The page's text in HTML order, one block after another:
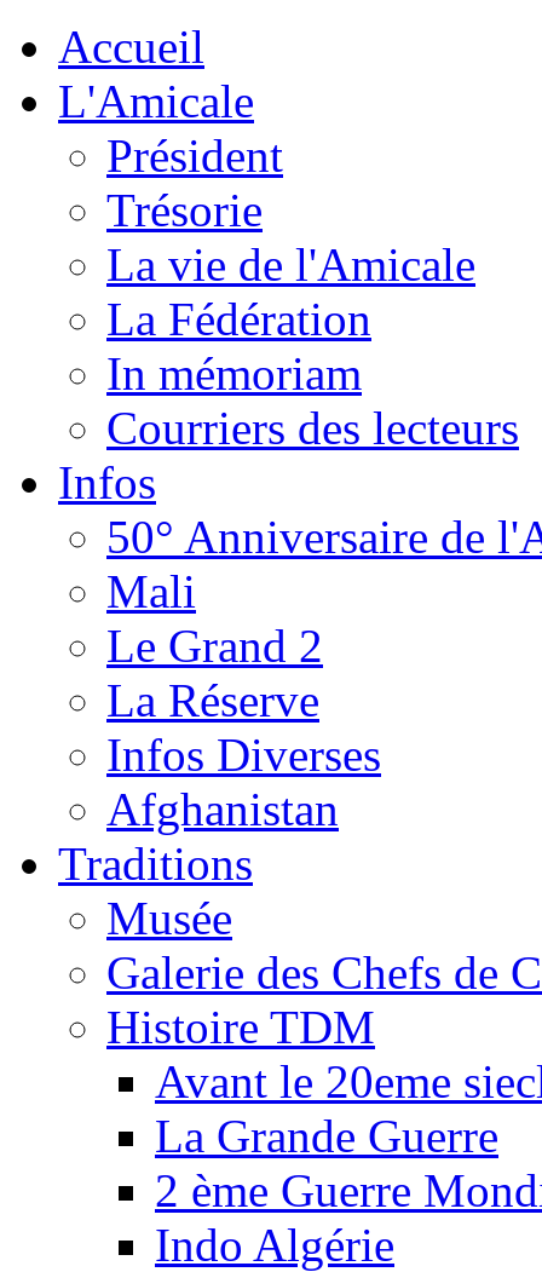
Accueil
L'Amicale
Président
Trésorie
La vie de l'Amicale
La Fédération
In mémoriam
Courriers des lecteurs
Infos
50° Anniversaire de
Mali
Le Grand 2
La Réserve
Infos Diverses
Afghanistan
Traditions
Musée
Galerie des Chefs de
Histoire TDM
Avant le 20eme
La Grande Guerre
2 ème Guerre
Indo Algérie